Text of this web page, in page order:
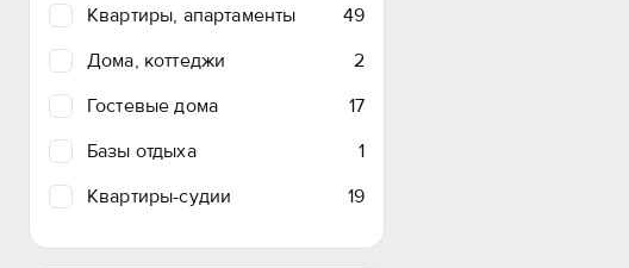
Квартиры, апартаменты
49
Дома, коттеджи
2
Гостевые дома
17
Базы отдыха
1
Квартиры-судии
19